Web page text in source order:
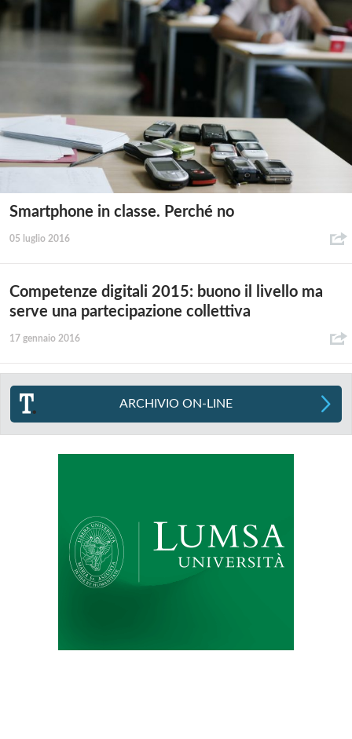
Smartphone in classe. Perché no
05 luglio 2016
Competenze digitali 2015: buono il livello ma
serve una partecipazione collettiva
17 gennaio 2016
ARCHIVIO ON-LINE